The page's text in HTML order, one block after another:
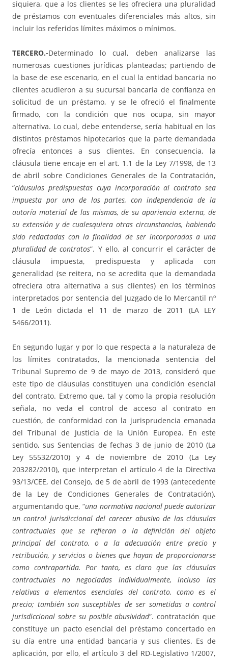
siquiera, que a los clientes se les ofreciera una pluralidad
de préstamos con eventuales diferenciales más altos, sin
incluir los referidos límites máximos o mínimos.
TERCERO.-Determinado lo cual, deben analizarse las
numerosas cuestiones jurídicas planteadas; partiendo de
la base de ese escenario, en el cual la entidad bancaria no
clientes acudieron a su sucursal bancaria de confianza en
solicitud de un préstamo, y se le ofreció el finalmente
firmado, con la condición que nos ocupa, sin mayor
alternativa. Lo cual, debe entenderse, sería habitual en los
distintos préstamos hipotecarios que la parte demandada
ofrecía entonces a sus clientes. En consecuencia, la
cláusula tiene encaje en el art. 1.1 de la Ley 7/1998, de 13
de abril sobre Condiciones Generales de la Contratación,
“cláusulas predispuestas cuya incorporación al contrato sea
impuesta por una de las partes, con independencia de la
autoría material de las mismas, de su apariencia externa, de
su extensión y de cualesquiera otrascircunstancias, habiendo
sido redactadas con la finalidad de ser incorporadas a una
pluralidadde contratos”. Y ello, al concurrir el carácter de
cláusula impuesta, predispuesta y aplicada con
generalidad (se reitera, no se acredita que la demandada
ofreciera otra alternativa a sus clientes) en los términos
interpretados por sentencia del Juzgado de lo Mercantil nº
1 de León dictada el 11 de marzo de 2011 (LA LEY
5466/2011).
En segundo lugar y por lo que respecta a la naturaleza de
los límites contratados, la mencionada sentencia del
Tribunal Supremo de 9 de mayo de 2013, consideró que
este tipo de cláusulas constituyen una condición esencial
del contrato. Extremo que, tal y como la propia resolución
señala, no veda el control de acceso al contrato en
cuestión, de conformidad con la jurisprudencia emanada
del Tribunal de Justicia de la Unión Europea. En este
sentido, sus Sentencias de fechas 3 de junio de 2010 (La
Ley 55532/2010) y 4 de noviembre de 2010 (La Ley
203282/2010), que interpretan el artículo 4 de la Directiva
93/13/CEE, del Consejo, de 5 de abril de 1993 (antecedente
de la Ley de Condiciones Generales de Contratación),
argumentando que, “una normativa nacional puede autorizar
un control jurisdiccional del carecer abusivo de las cláusulas
contractuales que se refieran a la definición del objeto
principal del contrato, o a la adecuación entre precio y
retribución, y servicios o bienes que hayan de proporcionarse
como contrapartida. Por tanto, es claro que las cláusulas
contractuales no negociadas individualmente, incluso las
relativas a elementos esenciales del contrato, como es el
precio;también son susceptibles de ser sometidas a control
jurisdiccional sobre su posible abusividad”. contratación que
constituye un pacto esencial del préstamo concertado en
su día entre una entidad bancaria y sus clientes. Es de
aplicación, por ello, el artículo 3 del RD-Legislativo 1/2007,